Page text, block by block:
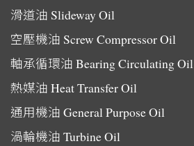
滑道油 Slideway Oil
空壓機油 Screw Compressor Oil
軸承循環油 Bearing Circulating Oil
熱媒油 Heat Transfer Oil
通用機油 General Purpose Oil
渦輪機油 Turbine Oil